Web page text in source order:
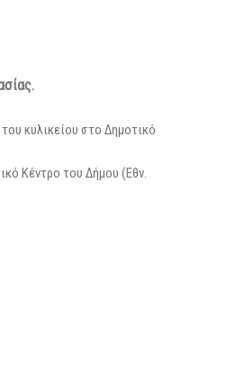
κυλικείου στο Δημοτικό
Κέντρο του Δήμου (Εθν.